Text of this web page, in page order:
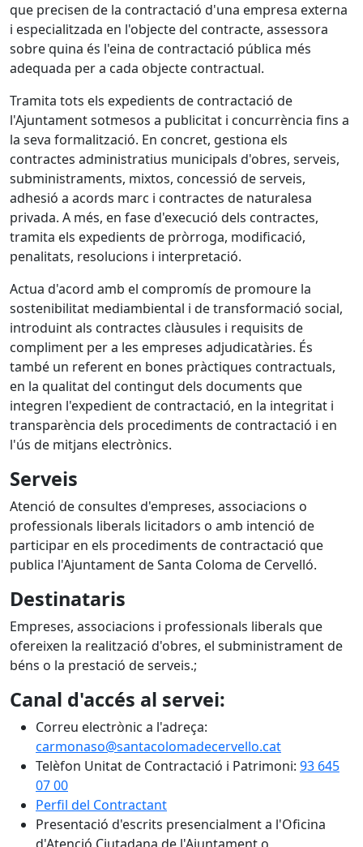
que precisen de la contractació d'una empresa externa
i especialitzada en l'objecte del contracte, assessora
sobre quina és l'eina de contractació pública més
adequada per a cada objecte contractual.
Tramita tots els expedients de contractació de
l'Ajuntament sotmesos a publicitat i concurrència fins a
la seva formalització. En concret, gestiona els
contractes administratius municipals d'obres, serveis,
subministraments, mixtos, concessió de serveis,
adhesió a acords marc i contractes de naturalesa
privada. A més, en fase d'execució dels contractes,
tramita els expedients de pròrroga, modificació,
penalitats, resolucions i interpretació.
Actua d'acord amb el compromís de promoure la
sostenibilitat mediambiental i de transformació social,
introduint als contractes clàusules i requisits de
compliment per a les empreses adjudicatàries. És
també un referent en bones pràctiques contractuals,
en la qualitat del contingut dels documents que
integren l'expedient de contractació, en la integritat i
transparència dels procediments de contractació i en
l'ús de mitjans electrònics.
Serveis
Atenció de consultes d'empreses, associacions o
professionals liberals licitadors o amb intenció de
participar en els procediments de contractació que
publica l'Ajuntament de Santa Coloma de Cervelló.
Destinataris
Empreses, associacions i professionals liberals que
ofereixen la realització d'obres, el subministrament de
béns o la prestació de serveis.;
Canal d'accés al servei:
Correu electrònic a l'adreça:
carmonaso@santacolomadecervello.cat
Telèfon Unitat de Contractació i Patrimoni: 93 645
07 00
Perfil del Contractant
Presentació d'escrits presencialment a l'Oficina